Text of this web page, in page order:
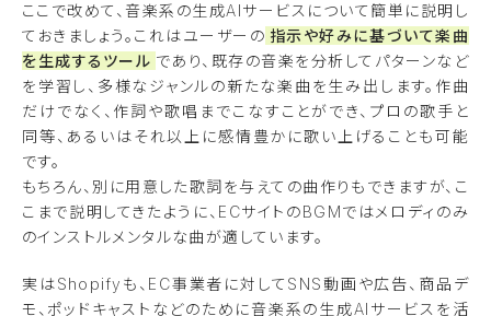
ここで改めて、音楽系の生成AIサービスについて簡単に説明し
ておきましょう。これはユーザーの 指示や好みに基づいて楽曲
を生成するツール であり、既存の音楽を分析してパターンなど
を学習し、多様なジャンルの新たな楽曲を生み出します。作曲
だけでなく、作詞や歌唱までこなすことができ、プロの歌手と
同等、あるいはそれ以上に感情豊かに歌い上げることも可能
です。
もちろん、別に用意した歌詞を与えての曲作りもできますが、こ
こまで説明してきたように、ECサイトのBGMではメロディのみ
のインストルメンタルな曲が適しています。
実はShopifyも、EC事業者に対してSNS動画や広告、商品デ
モ、ポッドキャストなどのために音楽系の生成AIサービスを活